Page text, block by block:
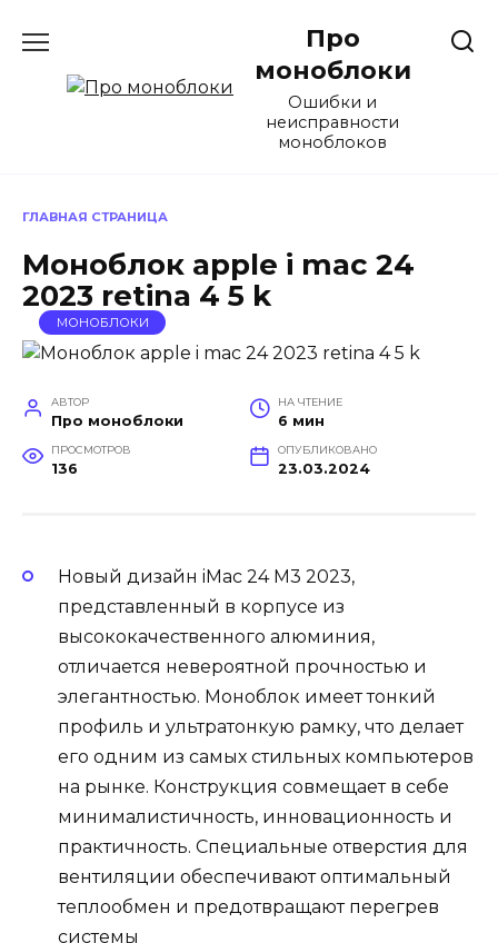
Про
моноблоки
Ошибки и
неисправности
моноблоков
ГЛАВНАЯ СТРАНИЦА
Моноблок apple i mac 24
2023 retina 4 5 k
МОНОБЛОКИ
АВТОР
Про моноблоки
НА ЧТЕНИЕ
6 мин
ПРОСМОТРОВ
136
ОПУБЛИКОВАНО
23.03.2024
Новый дизайн iMac 24 M3 2023,
представленный в корпусе из
высококачественного алюминия,
отличается невероятной прочностью и
элегантностью. Моноблок имеет тонкий
профиль и ультратонкую рамку, что делает
его одним из самых стильных компьютеров
на рынке. Конструкция совмещает в себе
минималистичность, инновационность и
практичность. Специальные отверстия для
вентиляции обеспечивают оптимальный
теплообмен и предотвращают перегрев
системы